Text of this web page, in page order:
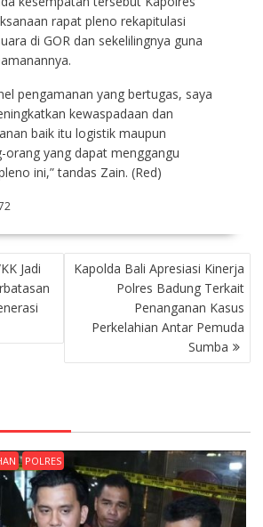
rapat pleno rekapitulasi
di GOR dan sekelilingnya guna
pengamanan yang bertugas, saya
kewaspadaan dan
baik itu logistik maupun
orang yang dapat menggangu
ini,” tandas Zain. (Red)
Jadi
Kapolda Bali Apresiasi Kinerja
Polres Badung Terkait
Penanganan Kasus
Perkelahian Antar Pemuda
Sumba
POLRES